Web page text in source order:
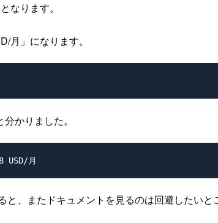
なります。
月」になります。
分かりました。
、またドキュメントを見るのは回避したいと